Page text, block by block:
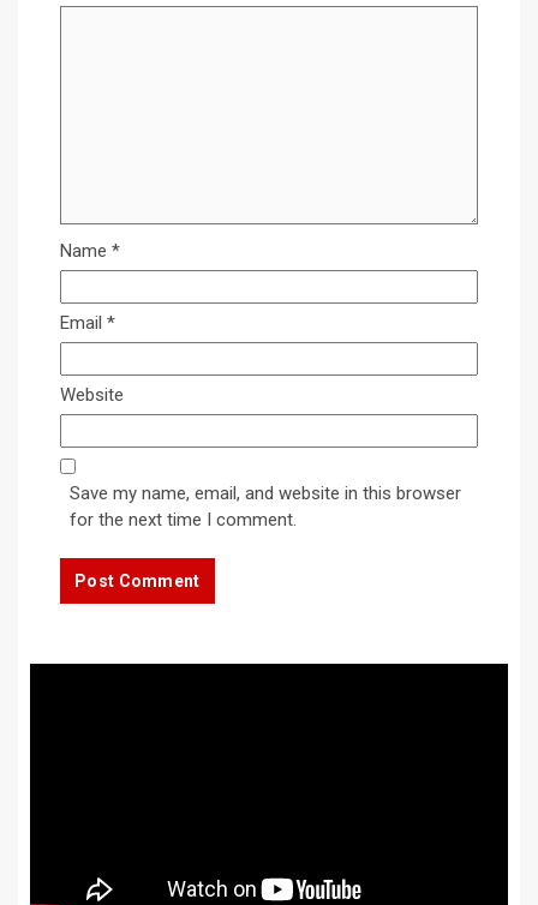
Name *
Email *
Website
Save my name, email, and website in this browser
for the next time I comment.